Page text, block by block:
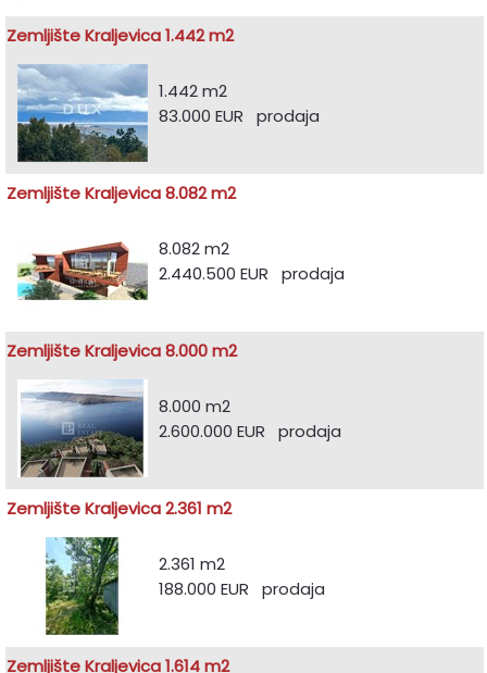
Zemljište Kraljevica 1.442 m2
1.442 m2
83.000 EUR prodaja
Zemljište Kraljevica 8.082 m2
8.082 m2
2.440.500 EUR prodaja
Zemljište Kraljevica 8.000 m2
8.000 m2
2.600.000 EUR prodaja
Zemljište Kraljevica 2.361 m2
2.361 m2
188.000 EUR prodaja
Zemljište Kraljevica 1.614 m2